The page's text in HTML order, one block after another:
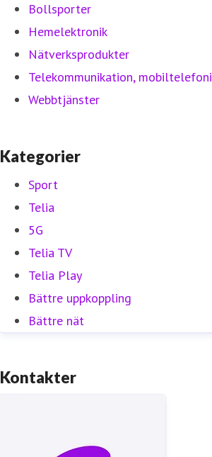
Bollsporter
Hemelektronik
Nätverksprodukter
Telekommunikation, mobiltelefoni
Webbtjänster
Kategorier
Sport
Telia
5G
Telia TV
Telia Play
Bättre uppkoppling
Bättre nät
Kontakter